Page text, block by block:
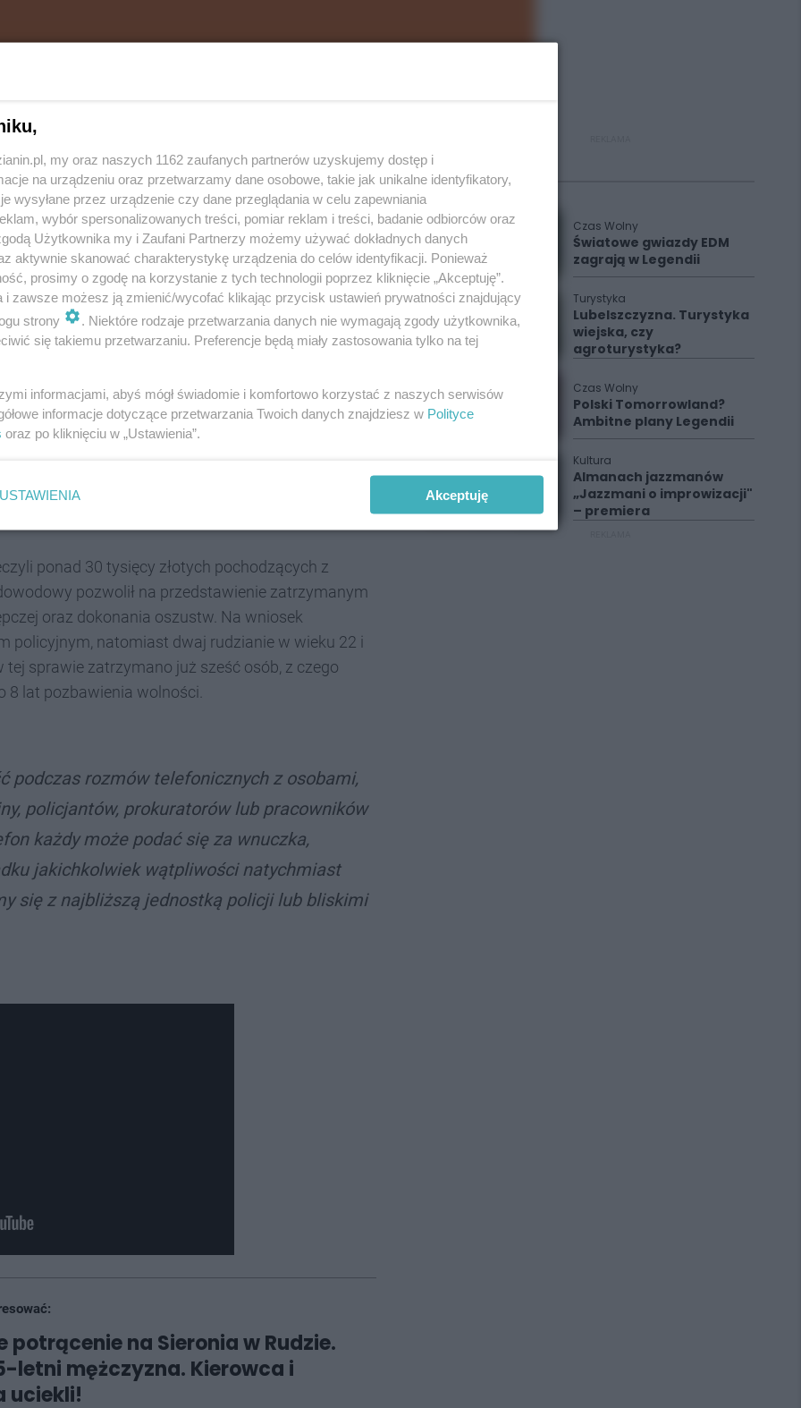
z Komendy Wojewódzkiej Policji w Katowicach
Policji, zatrzymali cztery osoby powiązane z
prokuratorów czy pracowników banków. Łącznie
zostały tymczasowo aresztowane.
prowadzą sprawę zorganizowanej grupy
śląskiego wyłudzała pieniądze od
łatwowierność i emocje seniorów,
prokuratorów czy pracowników
tworzyli dramatyczne historie o
czy działaniach przeciwko przestępcom,
oszczędności życia - informuje policja.
ponad 30 tysięcy złotych pochodzących z
pozwolił na przedstawienie zatrzymanym
oraz dokonania oszustw. Na wniosek
policyjnym, natomiast dwaj rudzianie w wieku 22 i
sprawie zatrzymano już sześć osób, z czego
8 lat pozbawienia wolności.
podczas rozmów telefonicznych z osobami,
policjantów, prokuratorów lub pracowników
każdy może podać się za wnuczka,
jakichkolwiek wątpliwości natychmiast
się z najbliższą jednostką policji lub bliskimi
potrącenie na Sieronia w Rudzie.
letni mężczyzna. Kierowca i
uciekli!
Polecane
Czas Wolny
Światowe gwiazdy EDM
zagrają w Legendii
Turystyka
Lubelszczyzna. Turystyka
wiejska, czy
agroturystyka?
Czas Wolny
Polski Tomorrowland?
Ambitne plany Legendii
Kultura
Almanach jazzmanów
„Jazzmani o improwizacji"
– premiera
my oraz naszych 1162 zaufanych partnerów uzyskujemy dostęp i
na urządzeniu oraz przetwarzamy dane osobowe, takie jak unikalne identyfikatory,
wysyłane przez urządzenie czy dane przeglądania w celu zapewniania
wybór spersonalizowanych treści, pomiar reklam i treści, badanie odbiorców oraz
Użytkownika my i Zaufani Partnerzy możemy używać dokładnych danych
aktywnie skanować charakterystykę urządzenia do celów identyfikacji. Ponieważ
prosimy o zgodę na korzystanie z tych technologii poprzez kliknięcie „Akceptuję”.
i zawsze możesz ją zmienić/wycofać klikając przycisk ustawień prywatności znajdujący
strony
. Niektóre rodzaje przetwarzania danych nie wymagają zgody użytkownika,
się takiemu przetwarzaniu. Preferencje będą miały zastosowania tylko na tej
informacjami, abyś mógł świadomie i komfortowo korzystać z naszych serwisów
informacje dotyczące przetwarzania Twoich danych znajdziesz w Polityce
oraz po kliknięciu w „Ustawienia”.
USTAWIENIA Akceptuję